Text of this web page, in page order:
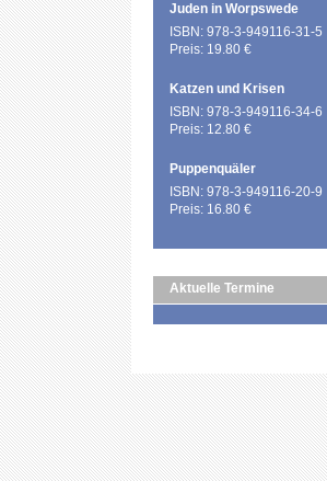
Juden in Worpswede
ISBN: 978-3-949116-31-5
Preis: 19.80 €
Katzen und Krisen
ISBN: 978-3-949116-34-6
Preis: 12.80 €
Puppenquäler
ISBN: 978-3-949116-20-9
Preis: 16.80 €
Aktuelle Termine